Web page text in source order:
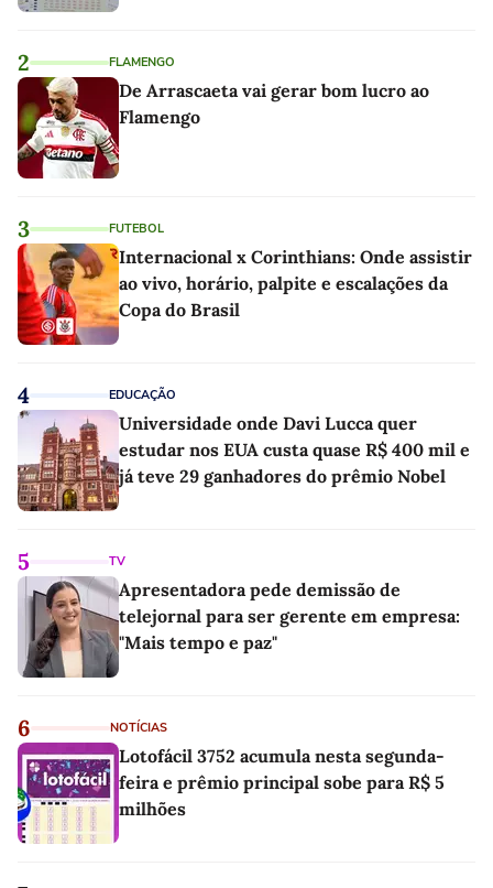
2 FLAMENGO
De Arrascaeta vai gerar bom lucro ao
Flamengo
3 FUTEBOL
Internacional x Corinthians: Onde assistir
ao vivo, horário, palpite e escalações da
Copa do Brasil
4 EDUCAÇÃO
Universidade onde Davi Lucca quer
estudar nos EUA custa quase R$ 400 mil e
já teve 29 ganhadores do prêmio Nobel
5 TV
Apresentadora pede demissão de
telejornal para ser gerente em empresa:
"Mais tempo e paz"
6 NOTÍCIAS
Lotofácil 3752 acumula nesta segunda-
feira e prêmio principal sobe para R$ 5
milhões